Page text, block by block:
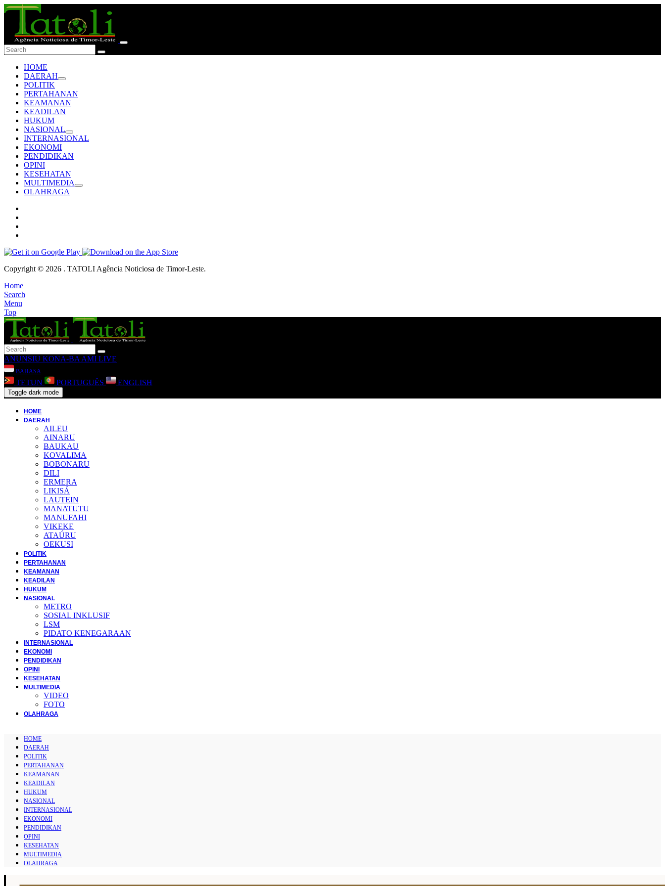
HOME
DAERAH
POLITIK
PERTAHANAN
KEAMANAN
KEADILAN
HUKUM
NASIONAL
INTERNASIONAL
EKONOMI
PENDIDIKAN
OPINI
KESEHATAN
MULTIMEDIA
OLAHRAGA
Copyright © 2026 . TATOLI Agência Noticiosa de Timor-Leste.
Home
Search
Menu
Top
ANUNSIU KONA-BA AMI LIVE
BAHASA
TETUN PORTUGUÊS ENGLISH
Toggle dark mode
HOME
DAERAH
AILEU
AINARU
BAUKAU
KOVALIMA
BOBONARU
DILI
ERMERA
LIKISÁ
LAUTEIN
MANATUTU
MANUFAHI
VIKEKE
ATAÚRU
OEKUSI
POLITIK
PERTAHANAN
KEAMANAN
KEADILAN
HUKUM
NASIONAL
METRO
SOSIAL INKLUSIF
LSM
PIDATO KENEGARAAN
INTERNASIONAL
EKONOMI
PENDIDIKAN
OPINI
KESEHATAN
MULTIMEDIA
VIDEO
FOTO
OLAHRAGA
HOME
DAERAH
POLITIK
PERTAHANAN
KEAMANAN
KEADILAN
HUKUM
NASIONAL
INTERNASIONAL
EKONOMI
PENDIDIKAN
OPINI
KESEHATAN
MULTIMEDIA
OLAHRAGA